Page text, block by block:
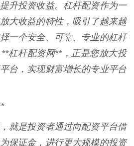
升投资收益。杠杆配资作为一
大收益的特性，吸引了越来越
一个安全、可靠、专业的杠杆
杠杆配资网**，正是您放大投
台，实现财富增长的专业平台
就是投资者通过向配资平台借
保证金，进行更大规模的投资